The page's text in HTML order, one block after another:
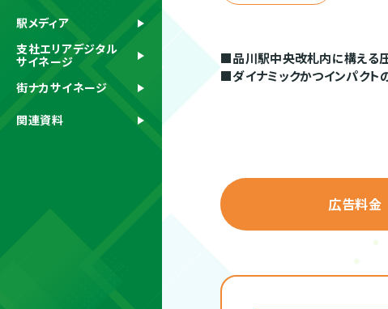
■品川駅中央改札内に構える
■ダイナミックかつインパクト
広告料金
駅メディア
支社エリアデジタル
サイネージ
街ナカサイネージ
関連資料